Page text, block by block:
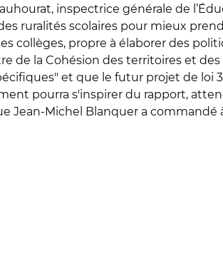
inspectrice générale de
ruralités scolaires pour mieux
collèges, propre à élaborer des
de la Cohésion des territoires et
et que le futur projet de loi
pourra s'inspirer du rapport,
Jean-Michel Blanquer a commandé